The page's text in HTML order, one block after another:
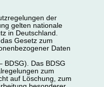
der
gelten nationale
in Deutschland.
Gesetz zum
Daten
BDSG). Das BDSG
zum
auf Löschung, zum